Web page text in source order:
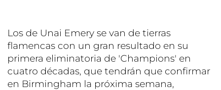
Los de Unai Emery se van de tierras
flamencas con un gran resultado en su
primera eliminatoria de 'Champions' en
cuatro décadas, que tendrán que confirmar
en Birmingham la próxima semana,